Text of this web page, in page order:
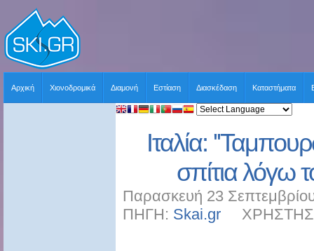
Αρχική Χιονοδρομικά Διαμονή Εστίαση Διασκέδαση Καταστήματα
Ιταλία:
σπίτια λόγω
Παρασκευή 23
ΠΗΓΗ: Skai.gr ΧΡΗΣΤΗΣ: